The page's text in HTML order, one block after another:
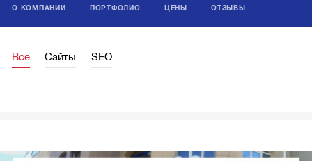
О КОМПАНИИ ПОРТФОЛИО ЦЕНЫ ОТЗЫВЫ
Все Сайты SEO